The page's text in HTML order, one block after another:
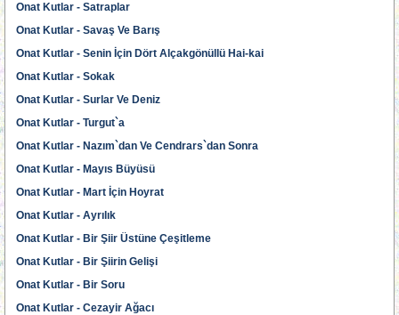
Onat Kutlar - Satraplar
Onat Kutlar - Savaş Ve Barış
Onat Kutlar - Senin İçin Dört Alçakgönüllü Hai-kai
Onat Kutlar - Sokak
Onat Kutlar - Surlar Ve Deniz
Onat Kutlar - Turgut`a
Onat Kutlar - Nazım`dan Ve Cendrars`dan Sonra
Onat Kutlar - Mayıs Büyüsü
Onat Kutlar - Mart İçin Hoyrat
Onat Kutlar - Ayrılık
Onat Kutlar - Bir Şiir Üstüne Çeşitleme
Onat Kutlar - Bir Şiirin Gelişi
Onat Kutlar - Bir Soru
Onat Kutlar - Cezayir Ağacı